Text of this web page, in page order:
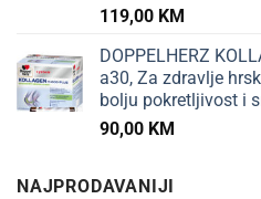
119,00 KM
DOPPELHERZ
a30, Za zdravlje
bolju pokretljivost i
90,00 KM
NAJPRODAVANIJI